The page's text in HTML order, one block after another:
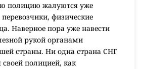
полицию жалуются уже
физические
Наверное пора уже навести
рукой органами
страны. Ни одна страна СНГ
своей полицией, как